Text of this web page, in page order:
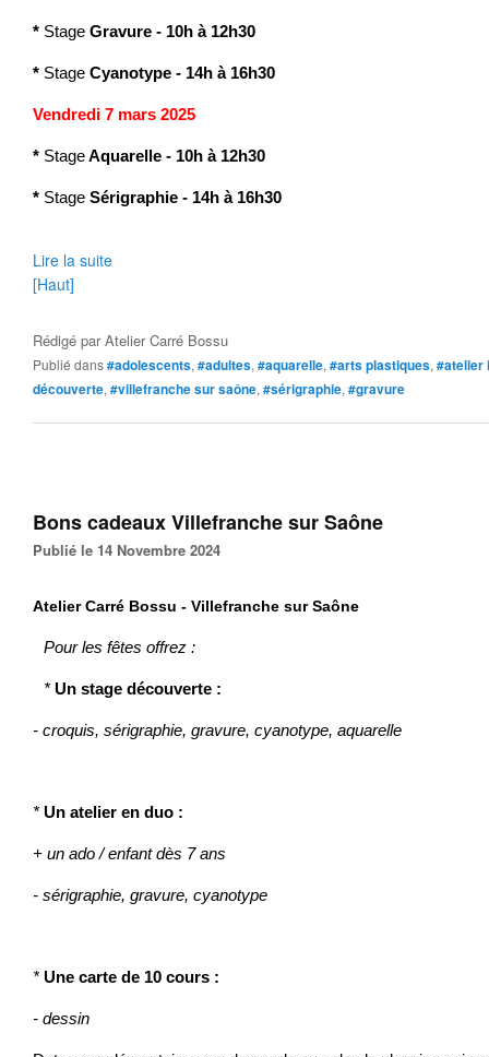
* Stage Gravure - 10h à 12h30
* Stage Cyanotype - 14h à 16h30
Vendredi 7 mars 2025
* StageAquarelle - 10h à 12h30
* Stage Sérigraphie - 14h à 16h30
Lire la suite
[Haut]
Rédigé parAtelier Carré Bossu
Publié dans#adolescents, #adultes, #aquarelle, #arts plastiques, #atelier
découverte, #villefranche sur saône, #sérigraphie, #gravure
Bons cadeaux Villefranche sur Saône
Publié le 14 Novembre 2024
Atelier Carré Bossu - Villefranche sur Saône
Pour les fêtes offrez :
* Un stage découverte :
- croquis, sérigraphie, gravure, cyanotype, aquarelle
* Un atelier en duo :
+ un ado /enfant dès 7 ans
- sérigraphie, gravure, cyanotype
* Une carte de 10 cours :
- dessin